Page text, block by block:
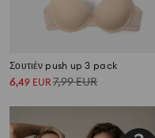
Σουτιέν push up 3 pack
6,49 EUR7,99EUR